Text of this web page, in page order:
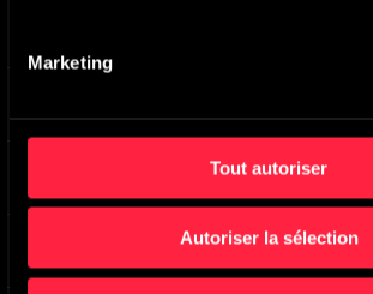
Marketing
Tout autoriser
Autoriser la sélection
Inner Cartography -Main version
The Right Questions -Underscore version